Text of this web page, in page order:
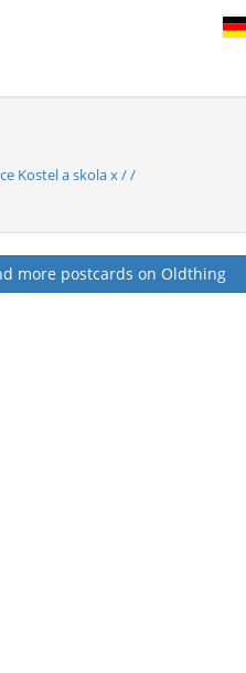
Kostel a skola x / /
more postcards on Oldthing